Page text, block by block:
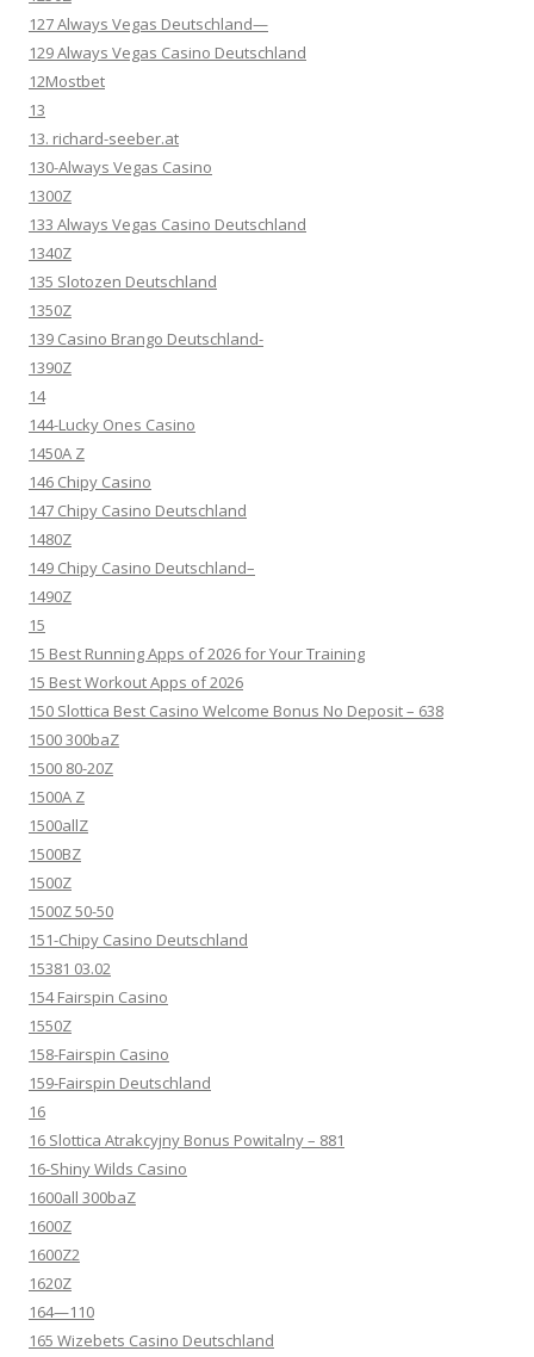
127 Always Vegas Deutschland—
129 Always Vegas Casino Deutschland
12Mostbet
13
13. richard-seeber.at
130-Always Vegas Casino
1300Z
133 Always Vegas Casino Deutschland
1340Z
135 Slotozen Deutschland
1350Z
139 Casino Brango Deutschland-
1390Z
14
144-Lucky Ones Casino
1450A Z
146 Chipy Casino
147 Chipy Casino Deutschland
1480Z
149 Chipy Casino Deutschland–
1490Z
15
15 Best Running Apps of 2026 for Your Training
15 Best Workout Apps of 2026
150 Slottica Best Casino Welcome Bonus No Deposit – 638
1500 300baZ
1500 80-20Z
1500A Z
1500allZ
1500BZ
1500Z
1500Z 50-50
151-Chipy Casino Deutschland
15381 03.02
154 Fairspin Casino
1550Z
158-Fairspin Casino
159-Fairspin Deutschland
16
16 Slottica Atrakcyjny Bonus Powitalny – 881
16-Shiny Wilds Casino
1600all 300baZ
1600Z
1600Z2
1620Z
164—110
165 Wizebets Casino Deutschland